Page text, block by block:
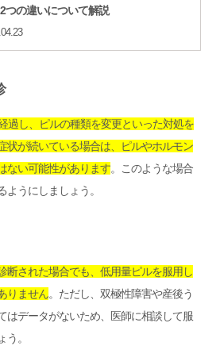
つの違いについて解説
過し、ピルの種類を変更といった対処を
状が続いている場合は、ピルやホルモン
ない可能性があります。このような場合
うにしましょう。
断された場合でも、低用量ピルを服用し
りません。ただし、双極性障害や産後う
はデータがないため、医師に相談して服
。